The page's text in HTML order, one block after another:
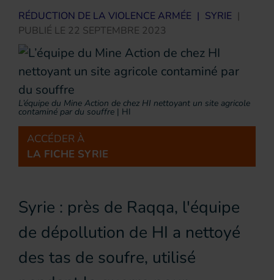
RÉDUCTION DE LA VIOLENCE ARMÉE | SYRIE |
PUBLIÉ LE 22 SEPTEMBRE 2023
L’équipe du Mine Action de chez HI nettoyant un site agricole
contaminé par du souffre | HI
ACCÉDER À
LA FICHE SYRIE
Syrie : près de Raqqa, l'équipe
de dépollution de HI a nettoyé
des tas de soufre, utilisé